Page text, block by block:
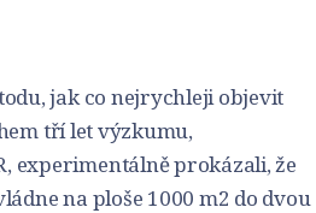
jak co nejrychleji objevit
tří let výzkumu,
experimentálně prokázali, že
na ploše 1000 m2 do dvou